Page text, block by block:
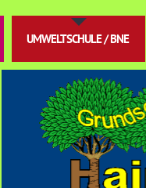
UMWELTSCHULE / BNE